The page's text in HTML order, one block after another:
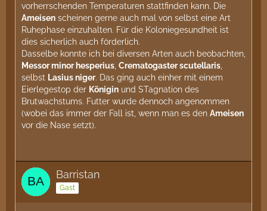
vorherrschenden Temperaturen stattfinden kann. Die
Ameisen scheinen gerne auch mal von selbst eine Art
Ruhephase einzuhalten. Für die Koloniegesundheit ist
dies sicherlich auch förderlich.
Dasselbe konnte ich bei diversen Arten auch beobachten,
Messor minor hesperius, Crematogaster scutellaris,
selbst Lasius niger. Das ging auch einher mit einem
Eierlegestop der Königin und STagnation des
Brutwachstums. Futter wurde dennoch angenommen
(wobei das immer der Fall ist, wenn man es den Ameisen
vor die Nase setzt).
Barristan
Gast